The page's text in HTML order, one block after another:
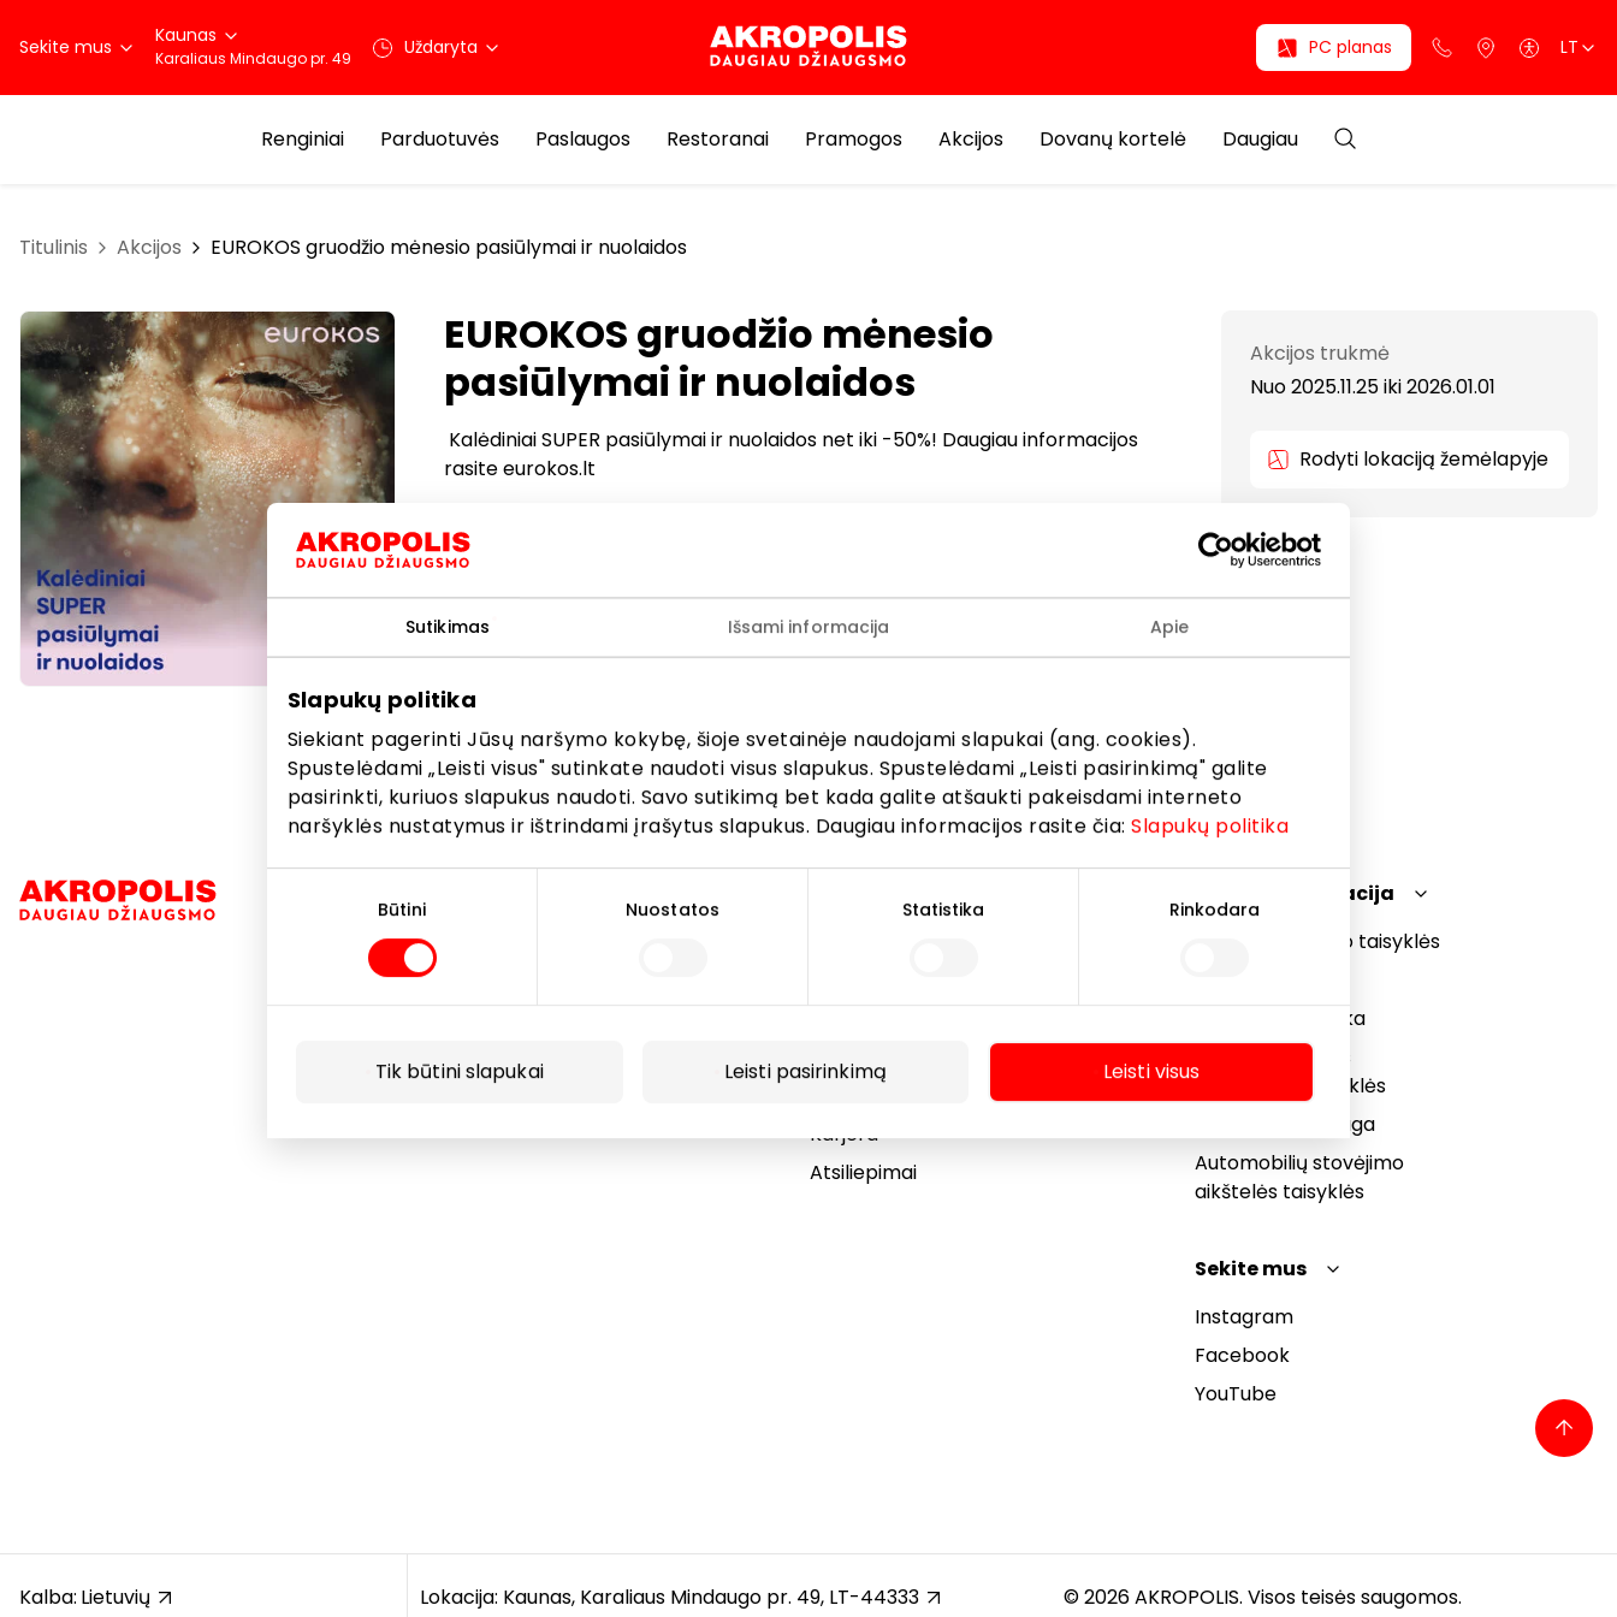
Sutikimas Išsami informacija Apie
Slapukų politika
Siekiant pagerinti Jūsų naršymo kokybę, šioje svetainėje naudojami slapukai (ang. cookies).
Spustelėdami „Leisti visus" sutinkate naudoti visus slapukus. Spustelėdami „Leisti pasirinkimą" galite
pasirinkti, kuriuos slapukus naudoti. Savo sutikimą bet kada galite atšaukti pakeisdami interneto
naršyklės nustatymus ir ištrindami įrašytus slapukus. Daugiau informacijos rasite čia:Slapukų politika
Būtini Nuostatos Statistika Rinkodara
Tik būtini slapukai Leisti pasirinkimą Leisti visus
Sekite mus Kaunas
Karaliaus Mindaugo pr. 49 Uždaryta PC planas LT
Renginiai Parduotuvės Paslaugos Restoranai Pramogos Akcijos Dovanų kortelė Daugiau
Titulinis Akcijos EUROKOS gruodžio mėnesio pasiūlymai ir nuolaidos
EUROKOS gruodžio mėnesio
pasiūlymai ir nuolaidos
Kalėdiniai SUPER pasiūlymai ir nuolaidos net iki -50%! Daugiau informacijos
rasite eurokos.lt
Akcijos trukmė
Nuo 2025.11.25iki2026.01.01
Rodyti lokaciją žemėlapyje
Parduotuvės
Paslaugos
Akcijos
Karjera
Atsiliepimai
Teisinė informacija
Prekybos centro taisyklės
Privatumo politika
Dovanų kortelės
bendrosios taisyklės
Pranešėjų apsauga
Automobilių stovėjimo
aikštelės taisyklės
Sekite mus
Instagram
Facebook
YouTube
Kalba: Lietuvių Lokacija: Kaunas, Karaliaus Mindaugo pr. 49, LT-44333 © 2026 AKROPOLIS. Visos teisės saugomos.